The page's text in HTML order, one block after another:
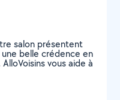
salon présentent
belle crédence en
vous aide à